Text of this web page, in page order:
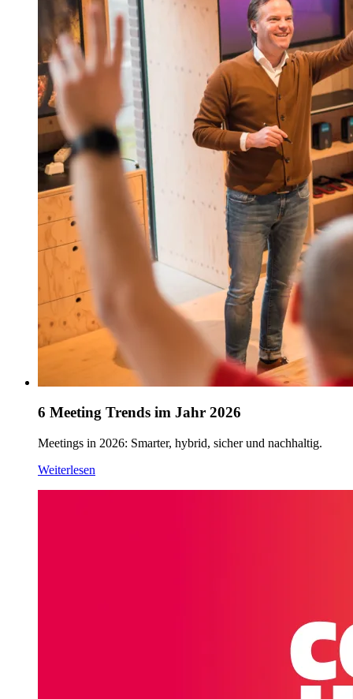
6 Meeting Trends im Jahr 2026
Meetings in 2026: Smarter, hybrid, sicher und nachhaltig.
Weiterlesen